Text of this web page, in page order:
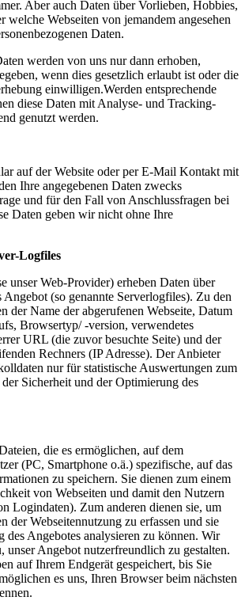
Aber auch Daten über Vorlieben, Hobbies,
welche Webseiten von jemandem angesehen
Daten.
werden von uns nur dann erhoben,
wenn dies gesetzlich erlaubt ist oder die
einwilligen.Werden entsprechende
diese Daten mit Analyse- und Tracking-
genutzt werden.
auf der Website oder per E-Mail Kontakt mit
Ihre angegebenen Daten zwecks
und für den Fall von Anschlussfragen bei
Daten geben wir nicht ohne Ihre
Logfiles
unser Web-Provider) erheben Daten über
(so genannte Serverlogfiles). Zu den
der Name der abgerufenen Webseite, Datum
Browsertyp/ -version, verwendetes
URL (die zuvor besuchte Seite) und der
Rechners (IP Adresse). Der Anbieter
nur für statistische Auswertungen zum
Sicherheit und der Optimierung des
die es ermöglichen, auf dem
(PC, Smartphone o.ä.) spezifische, auf das
zu speichern. Sie dienen zum einem
von Webseiten und damit den Nutzern
Logindaten). Zum anderen dienen sie, um
der Webseitennutzung zu erfassen und sie
des Angebotes analysieren zu können. Wir
unser Angebot nutzerfreundlich zu gestalten.
auf Ihrem Endgerät gespeichert, bis Sie
es uns, Ihren Browser beim nächsten